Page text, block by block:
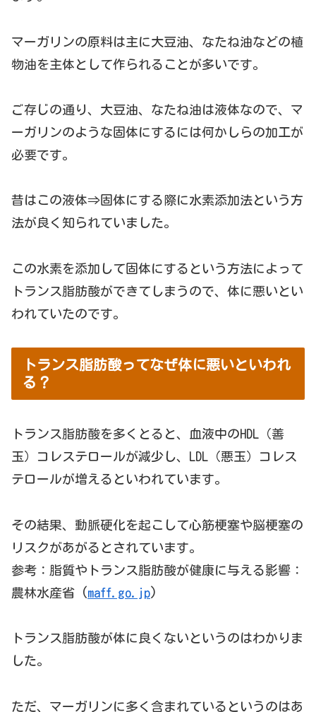
マーガリンの原料は主に大豆油、なたね油などの植
物油を主体として作られることが多いです。
ご存じの通り、大豆油、なたね油は液体なので、マ
ーガリンのような固体にするには何かしらの加工が
必要です。
昔はこの液体⇒固体にする際に水素添加法という方
法が良く知られていました。
この水素を添加して固体にするという方法によって
トランス脂肪酸ができてしまうので、体に悪いとい
われていたのです。
トランス脂肪酸ってなぜ体に悪いといわれ
る？
トランス脂肪酸を多くとると、血液中のHDL（善
玉）コレステロールが減少し、LDL（悪玉）コレス
テロールが増えるといわれています。
その結果、動脈硬化を起こして心筋梗塞や脳梗塞の
リスクがあがるとされています。
参考：脂質やトランス脂肪酸が健康に与える影響：
農林水産省 (maff.go.jp)
トランス脂肪酸が体に良くないというのはわかりま
した。
ただ、マーガリンに多く含まれているというのはあ